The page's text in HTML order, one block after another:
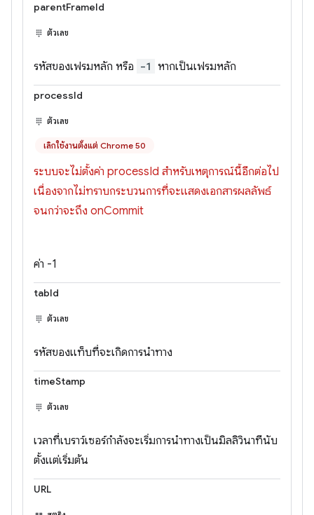
parentFrameId
ตัวเลข
รหัสของเฟรมหลัก หรือ -1 หากเป็นเฟรมหลัก
processId
ตัวเลข
เลิกใช้งานตั้งแต่ Chrome 50
ระบบจะไม่ตั้งค่า processId สำหรับเหตุการณ์นี้อีกต่อไป
เนื่องจากไม่ทราบกระบวนการที่จะแสดงเอกสารผลลัพธ์
จนกว่าจะถึง onCommit
ค่า -1
tabId
ตัวเลข
รหัสของแท็บที่จะเกิดการนำทาง
timeStamp
ตัวเลข
เวลาที่เบราว์เซอร์กำลังจะเริ่มการนำทางเป็นมิลลิวินาทีนับ
ตั้งแต่เริ่มต้น
URL